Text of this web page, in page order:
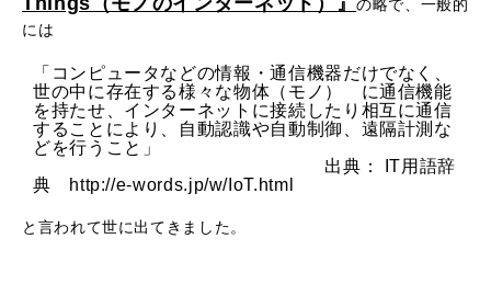
の略で、一般的
には
「コンピュータなどの情報・通信機器だけでなく、
世の中に存在する様々な物体（モノ） に通信機能
を持たせ、インターネットに接続したり相互に通信
することにより、自動認識や自動制御、遠隔計測な
どを行うこと」
出典： IT用語辞
典 http://e-words.jp/w/IoT.html
と言われて世に出てきました。